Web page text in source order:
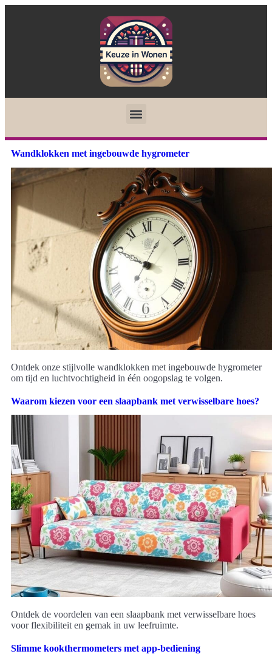
Wandklokken met ingebouwde hygrometer
Ontdek onze stijlvolle wandklokken met ingebouwde hygrometer
om tijd en luchtvochtigheid in één oogopslag te volgen.
Waarom kiezen voor een slaapbank met verwisselbare hoes?
Ontdek de voordelen van een slaapbank met verwisselbare hoes
voor flexibiliteit en gemak in uw leefruimte.
Slimme kookthermometers met app-bediening